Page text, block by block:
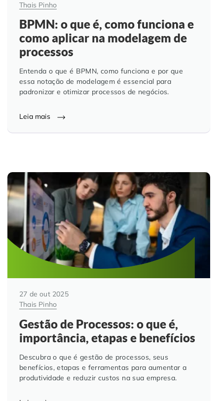
Thais Pinho
BPMN: o que é, como funciona e
como aplicar na modelagem de
processos
Entenda o que é BPMN, como funciona e por que
essa notação de modelagem é essencial para
padronizar e otimizar processos de negócios.
Leia mais
27 de out 2025
Thais Pinho
Gestão de Processos: o que é,
importância, etapas e benefícios
Descubra o que é gestão de processos, seus
benefícios, etapas e ferramentas para aumentar a
produtividade e reduzir custos na sua empresa.